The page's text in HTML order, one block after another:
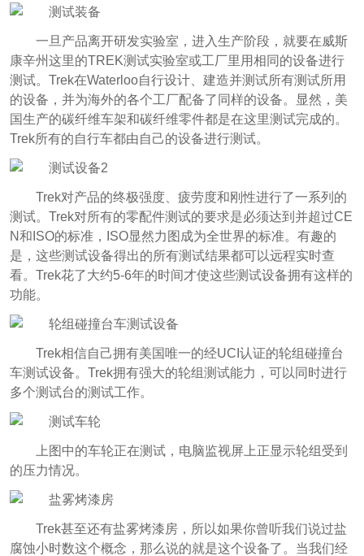
一旦产品离开研发实验室，进入生产阶段，就要在威斯
康辛州这里的TREK测试实验室或工厂里用相同的设备进行
测试。Trek在Waterloo自行设计、建造并测试所有测试所用
的设备，并为海外的各个工厂配备了同样的设备。显然，美
国生产的碳纤维车架和碳纤维零件都是在这里测试完成的。
Trek所有的自行车都由自己的设备进行测试。
Trek对产品的终极强度、疲劳度和刚性进行了一系列的
测试。Trek对所有的零配件测试的要求是必须达到并超过CE
N和ISO的标准，ISO显然力图成为全世界的标准。有趣的
是，这些测试设备得出的所有测试结果都可以远程实时查
看。Trek花了大约5-6年的时间才使这些测试设备拥有这样的
功能。
Trek相信自己拥有美国唯一的经UCI认证的轮组碰撞台
车测试设备。Trek拥有强大的轮组测试能力，可以同时进行
多个测试台的测试工作。
上图中的车轮正在测试，电脑监视屏上正显示轮组受到
的压力情况。
Trek甚至还有盐雾烤漆房，所以如果你曾听我们说过盐
腐蚀小时数这个概念，那么说的就是这个设备了。当我们经